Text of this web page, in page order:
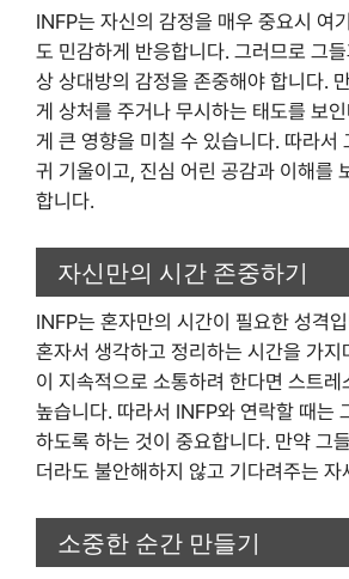
INFP는 자신의 감정을 매우 중요시 여
도 민감하게 반응합니다. 그러므로 그
상 상대방의 감정을 존중해야 합니다.
게 상처를 주거나 무시하는 태도를 보
게 큰 영향을 미칠 수 있습니다. 따라서
귀 기울이고, 진심 어린 공감과 이해를
합니다.
자신만의 시간 존중하기
INFP는 혼자만의 시간이 필요한 성격
혼자서 생각하고 정리하는 시간을 가지
이 지속적으로 소통하려 한다면 스트레
높습니다. 따라서 INFP와 연락할 때는
하도록 하는 것이 중요합니다. 만약 그
더라도 불안해하지 않고 기다려주는 자
소중한 순간 만들기